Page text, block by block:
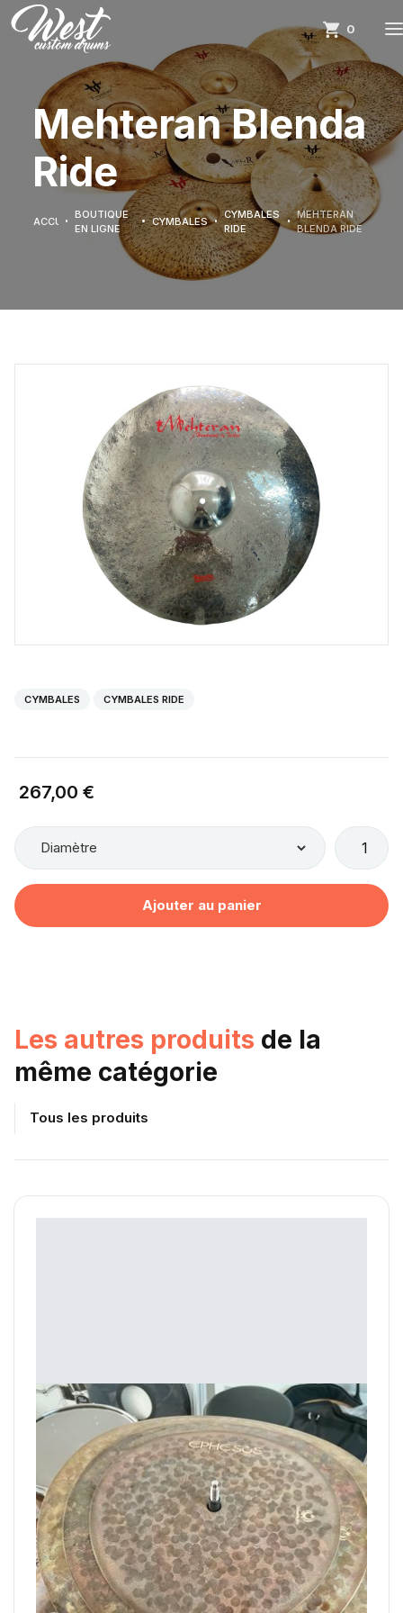
0
Mehteran Blenda
Ride
ACCUEIL
BOUTIQUE
EN LIGNE
CYMBALES
CYMBALES
RIDE
MEHTERAN
BLENDA RIDE
CYMBALES CYMBALES RIDE
267,00 €
Les autres produits de la
même catégorie
Tous les produits
Ephesus Cymbals Clap 9" 11" 13"
Conçu pour reproduire de manière acoustique le son d'un